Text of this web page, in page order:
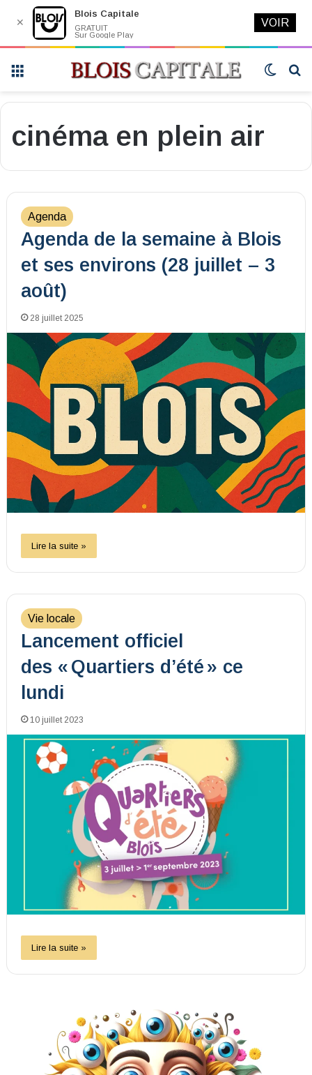
Switch
cinéma en plein air
Agenda
Agenda de la semaine à Blois
et ses environs (28 juillet – 3
août)
28 juillet 2025
Lire la suite »
Vie locale
Lancement officiel
des « Quartiers d’été » ce
lundi
10 juillet 2023
Lire la suite »
✕
Blois Capitale
GRATUIT
Sur Google Play
VOIR